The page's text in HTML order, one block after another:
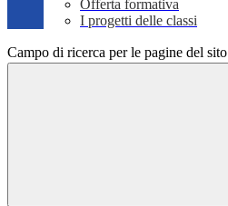
Offerta formativa
I progetti delle classi
Campo di ricerca per le pagine del sito